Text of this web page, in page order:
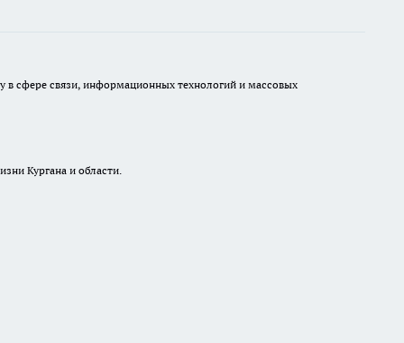
в сфере связи, информационных технологий и массовых
Кургана и области.